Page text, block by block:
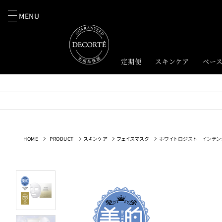
MENU
定期便 スキンケア ベー
HOME PRODUCT スキンケア フェイスマスク ホワイトロジスト インテン